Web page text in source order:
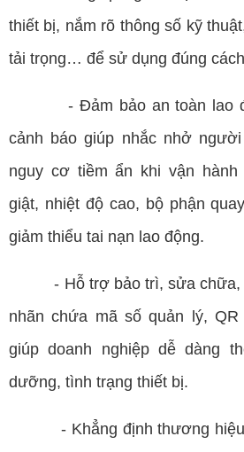
thiết bị, nắm rõ thông số kỹ
tải trọng… để sử dụng đúng
- Đảm bảo an toàn lao
cảnh báo giúp nhắc nhở
nguy cơ tiềm ẩn khi vận
giật, nhiệt độ cao, bộ phận
giảm thiểu tai nạn lao động.
- Hỗ trợ bảo trì, sửa chữa,
nhãn chứa mã số quản lý, QR
giúp doanh nghiệp dễ dàng
dưỡng, tình trạng thiết bị.
- Khẳng định thương hiệu